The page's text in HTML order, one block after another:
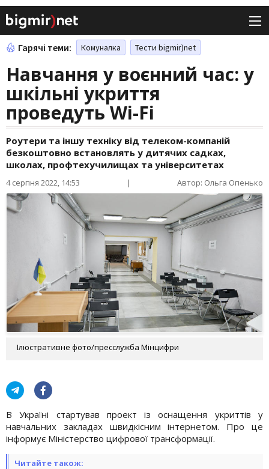
Гарячі теми: Комуналка Тести bigmir)net
Навчання у воєнний час: у
шкільні укриття
проведуть Wi-Fi
Роутери та іншу техніку від телеком-компаній
безкоштовно встановлять у дитячих садках,
школах, профтехучилищах та університетах
4 серпня 2022, 14:53 | Автор: Ольга Опенько
Ілюстративне фото/пресслужба Мінцифри
В Україні стартував проект із оснащення укриттів у
навчальних закладах швидкісним інтернетом. Про це
інформує Міністерство цифрової трансформації.
Читайте також: